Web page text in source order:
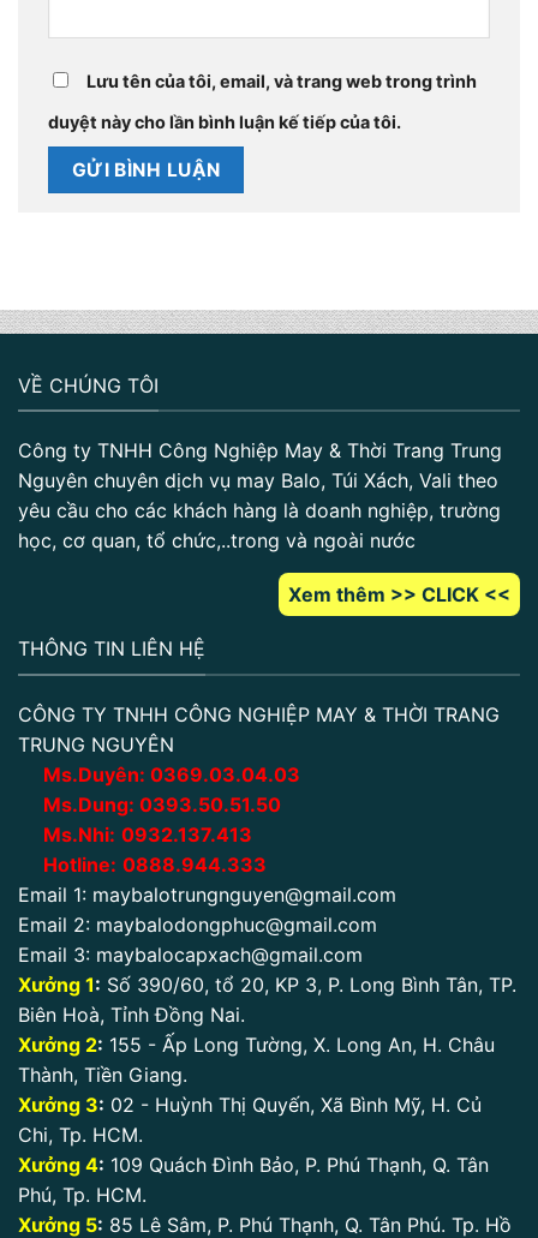
Lưu tên của tôi, email, và trang web trong trình
duyệt này cho lần bình luận kế tiếp của tôi.
VỀ CHÚNG TÔI
Công ty TNHH Công Nghiệp May & Thời Trang Trung
Nguyên chuyên dịch vụ may Balo, Túi Xách, Vali theo
yêu cầu cho các khách hàng là doanh nghiệp, trường
học, cơ quan, tổ chức,..trong và ngoài nước
Xem thêm >> CLICK <<
THÔNG TIN LIÊN HỆ
CÔNG TY TNHH CÔNG NGHIỆP MAY & THỜI TRANG
TRUNG NGUYÊN
Ms.Duyên: 0369.03.04.03
Ms.Dung: 0393.50.51.50
Ms.Nhi: 0932.137.413
Hotline: 0888.944.333
Email 1: maybalotrungnguyen@gmail.com
Email 2: maybalodongphuc@gmail.com
Email 3: maybalocapxach@gmail.com
Xưởng 1: Số 390/60, tổ 20, KP 3, P. Long Bình Tân, TP.
Biên Hoà, Tỉnh Đồng Nai.
Xưởng 2: 155 - Ấp Long Tường, X. Long An, H. Châu
Thành, Tiền Giang.
Xưởng 3: 02 - Huỳnh Thị Quyến, Xã Bình Mỹ, H. Củ
Chi, Tp. HCM.
Xưởng 4: 109 Quách Đình Bảo, P. Phú Thạnh, Q. Tân
Phú, Tp. HCM.
Xưởng 5: 85 Lê Sâm, P. Phú Thạnh, Q. Tân Phú. Tp. Hồ